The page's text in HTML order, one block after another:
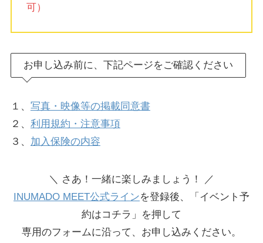
可）
お申し込み前に、下記ページをご確認ください
１、 写真・映像等の掲載同意書
２、 利用規約・注意事項
３、 加入保険の内容
＼ さあ！一緒に楽しみましょう！ ／
INUMADO MEET公式ラインを登録後、「イベント予
約はコチラ」を押して
専用のフォームに沿って、お申し込みください。